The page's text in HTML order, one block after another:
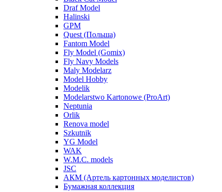
Draf Model
Halinski
GPM
Quest (Польша)
Fantom Model
Fly Model (Gomix)
Fly Navy Models
Maly Modelarz
Model Hobby
Modelik
Modelarstwo Kartonowe (ProArt)
Neptunia
Orlik
Renova model
Szkutnik
YG Model
WAK
W.M.C. models
JSC
АКМ (Артель картонных моделистов)
Бумажная коллекция